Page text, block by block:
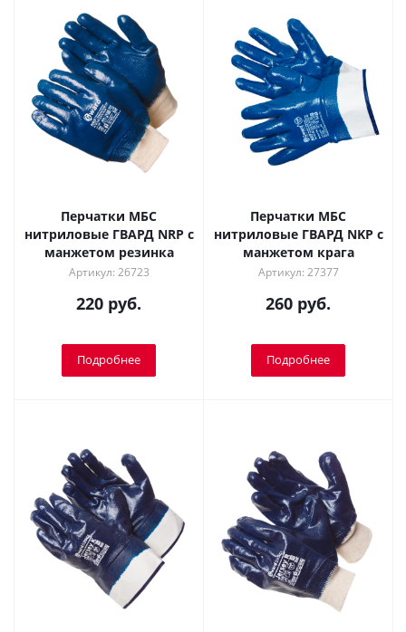
Перчатки МБС
нитриловые ГВАРД NRP с
манжетом резинка
Артикул: 26723
220 руб.
Подробнее
Перчатки МБС
нитриловые ГВАРД NKP с
манжетом крага
Артикул: 27377
260 руб.
Подробнее